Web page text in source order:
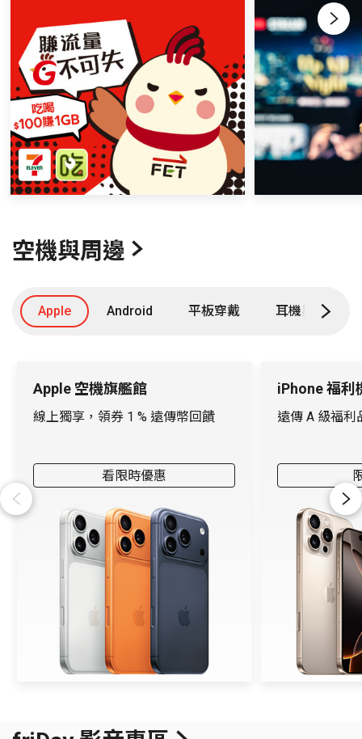
Next
空機與周邊
Apple Android 平板穿戴 耳機與週邊
Previous
Apple 空機旗艦館
線上獨享，領券 1 % 遠傳幣回饋
看限時優惠
iPhone 福利
遠傳 A 級福利
Next